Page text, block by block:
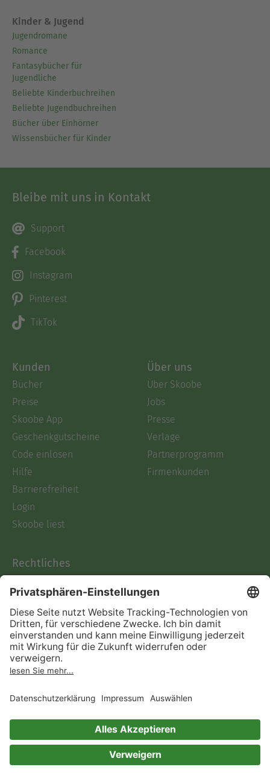
Kinder & Jugend
Jugendromane
Romance
Fantasybücher für
Jugendliche
Beliebte Kinderbuchreihen
Beliebte Jugendbuchreihen
Bücher über Einhörner
Wissensbücher für Kinder
Bleibe mit uns in Kontakt
Support
Facebook
Instagram
Pinterest
TikTok
Kunden
Bücher
Preise
Skoobe App
Geschenkgutscheine
Code einlösen
Hilfe
Barrierefreiheit
Login
Skoobe liest
Über uns
Über Skoobe
Jobs
Presse
Verlage
Partnerprogramm
Firmenkunden
Rechtliches
AGB
Informationen nach Data
Act
Verträge hier kündigen
Impressum
Immer ein gutes Buch